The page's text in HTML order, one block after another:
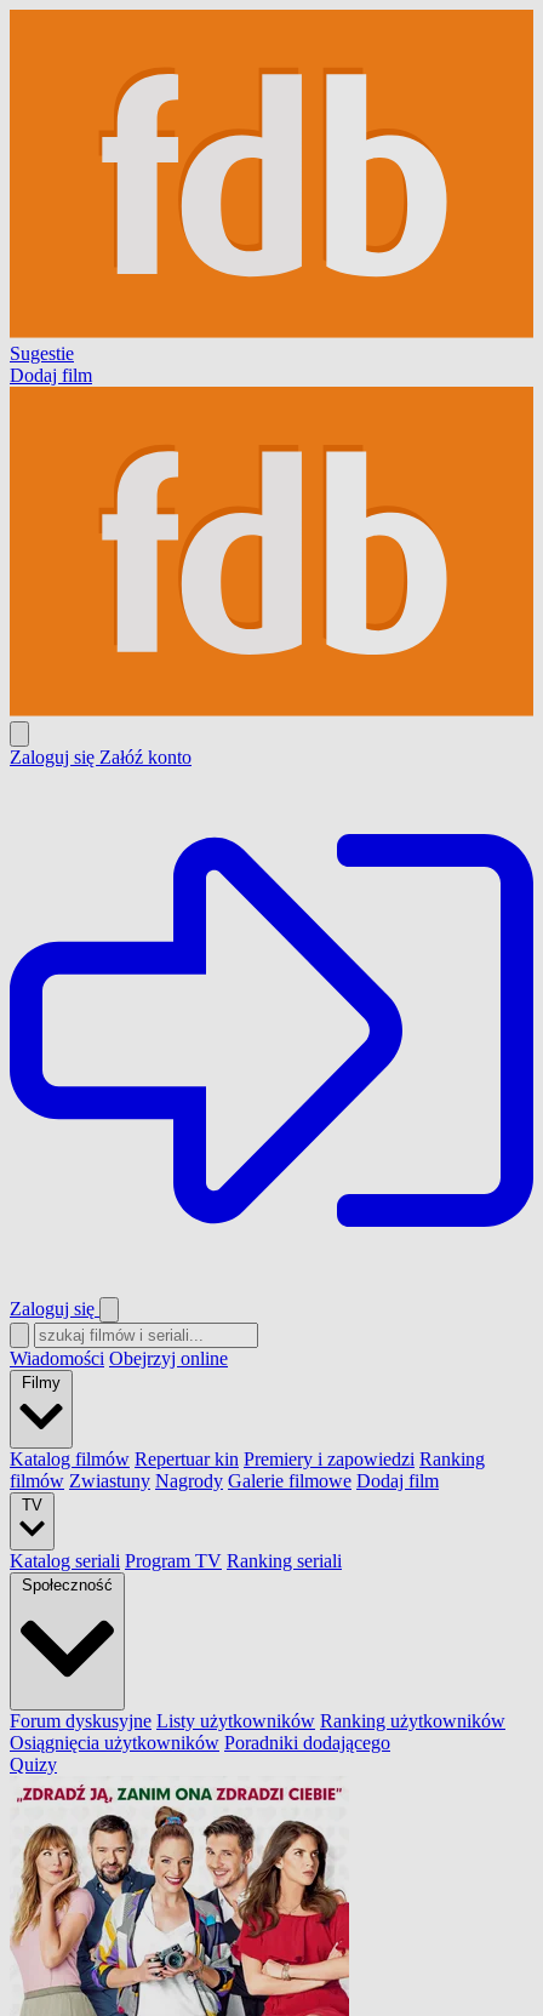
Sugestie
Dodaj film
Zaloguj się Załóź konto
Zaloguj się
Wiadomości Obejrzyj online
Filmy
Katalog filmów Repertuar kin Premiery i zapowiedzi Ranking
filmów Zwiastuny Nagrody Galerie filmowe Dodaj film
TV
Katalog seriali Program TV Ranking seriali
Społeczność
Forum dyskusyjne Listy użytkowników Ranking użytkowników
Osiągnięcia użytkowników Poradniki dodającego
Quizy